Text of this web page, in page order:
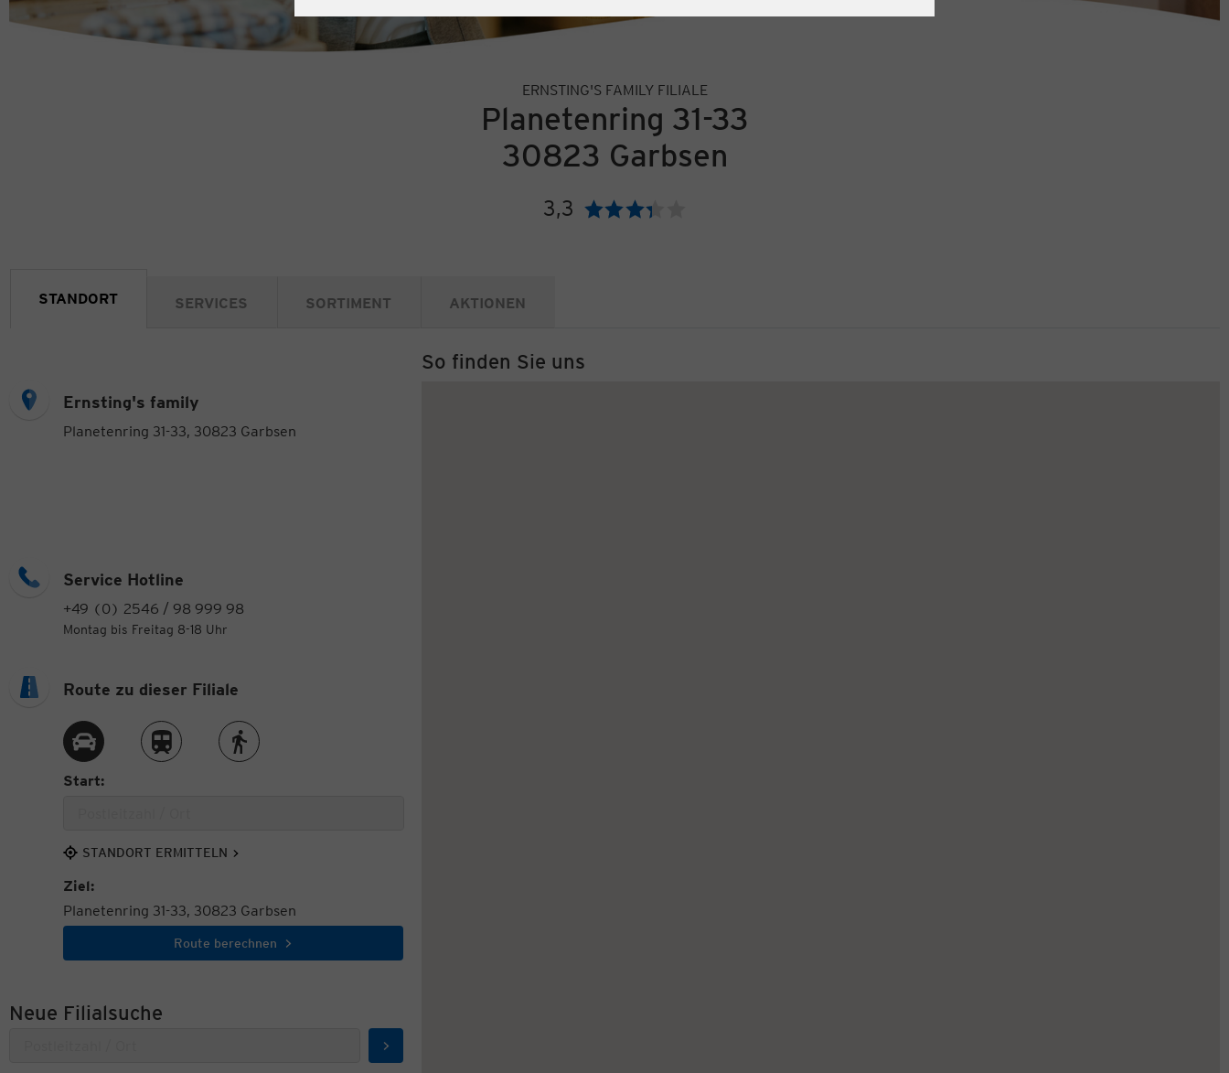
ERNSTING'S FAMILY FILIALE
Planetenring 31-33
30823 Garbsen
3,3 Bewertung:
STANDORT SERVICES SORTIMENT AKTIONEN
Ernsting's family
Planetenring 31-33, 30823 Garbsen
Service Hotline
+49 (0) 2546 / 98 999 98
Montag bis Freitag 8-18 Uhr
So finden Sie uns
Route zu dieser Filiale
Route per AutoRoute per ZugRoute zu Fuß
Start:
STANDORT ERMITTELN
Ziel:
Planetenring 31-33, 30823 Garbsen
Route berechnen
Neue Filialsuche
Suchen